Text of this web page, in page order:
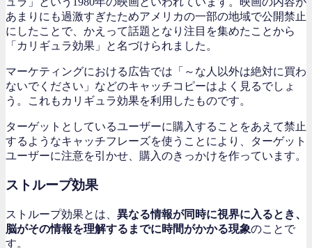
あまりにも過激すぎたためアメリカの一部の地域で公開禁止
にしたことで、かえって話題となり注目を集めたことから
「カリギュラ効果」と名づけられました。
マーケティングにおける広告では「～な人以外は絶対に買わ
ないでください」などのキャッチコピーはよく見るでしょ
う。これもカリギュラ効果を利用したものです。
ターゲットとしているユーザーに購入することをあえて禁止
するようなキャッチフレーズを使うことにより、ターゲット
ユーザーに注意を引かせ、購入のきっかけを作っています。
ストループ効果
ストループ効果とは、 異なる情報が同時に視界に入るとき、
脳がその情報を理解するまでに時間がかかる現象のことで
す。